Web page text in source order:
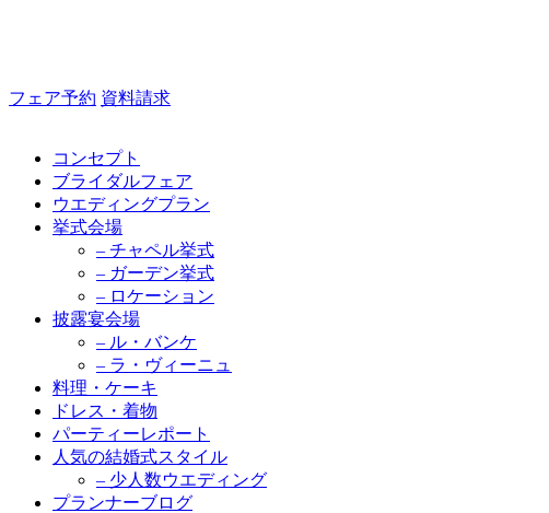
フェア予約 資料請求
コンセプト
ブライダルフェア
ウエディングプラン
挙式会場
– チャペル挙式
– ガーデン挙式
– ロケーション
披露宴会場
– ル・バンケ
– ラ・ヴィーニュ
料理・ケーキ
ドレス・着物
パーティーレポート
人気の結婚式スタイル
– 少人数ウエディング
プランナーブログ